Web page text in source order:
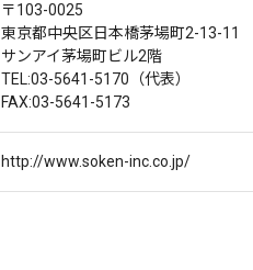
〒103-0025
東京都中央区日本橋茅場町2-13-11
サンアイ茅場町ビル2階
TEL:03-5641-5170（代表）
FAX:03-5641-5173
http://www.soken-inc.co.jp/